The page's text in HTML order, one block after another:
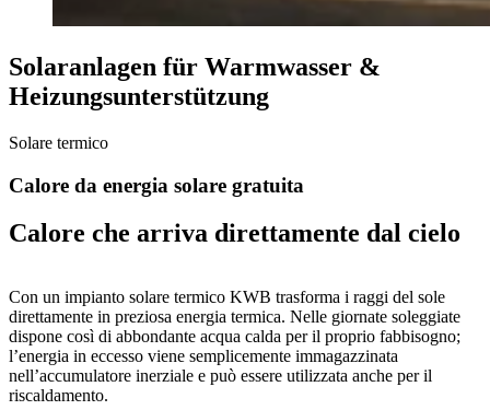
Solaranlagen für Warmwasser &
Heizungsunterstützung
Solare termico
Calore da energia solare gratuita
Calore che arriva direttamente dal cielo
Con un impianto solare termico KWB trasforma i raggi del sole
direttamente in preziosa energia termica. Nelle giornate soleggiate
dispone così di abbondante acqua calda per il proprio fabbisogno;
l’energia in eccesso viene semplicemente immagazzinata
nell’accumulatore inerziale e può essere utilizzata anche per il
riscaldamento.